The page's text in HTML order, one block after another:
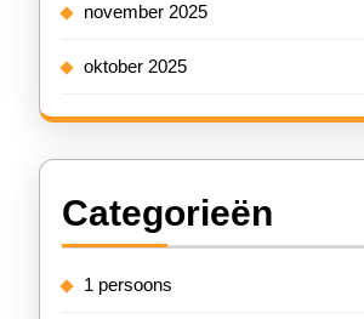
november 2025
oktober 2025
Categorieën
1 persoons